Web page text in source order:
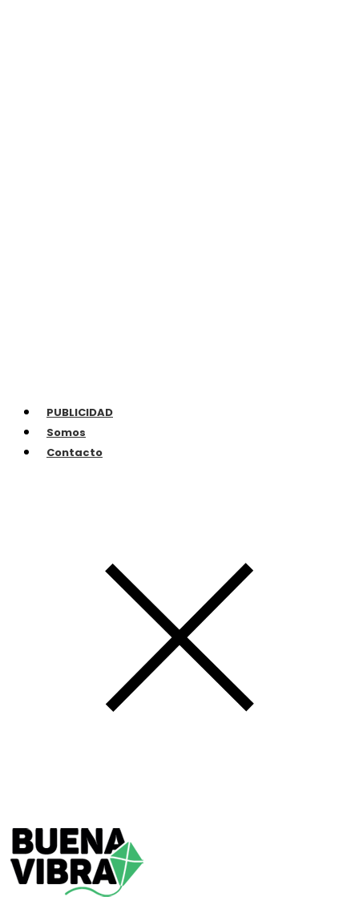
PUBLICIDAD
Somos
Contacto